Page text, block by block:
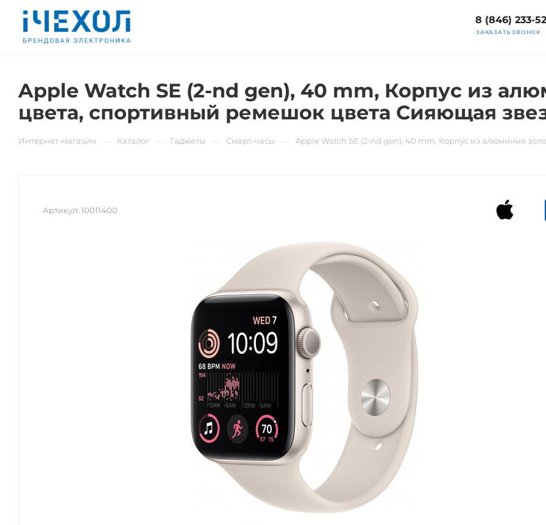
8 (846) 233-
ЗАКАЗАТЬ ЗВОНОК
Apple Watch SE (2-nd gen), 40 mm, Корпус из
цвета, спортивный ремешок цвета Сияющая
Интернет-магазин Каталог Гаджеты Смарт-часы Apple Watch SE (2-nd gen), 40 mm, Корпус из алюминия
Артикул: 10011400